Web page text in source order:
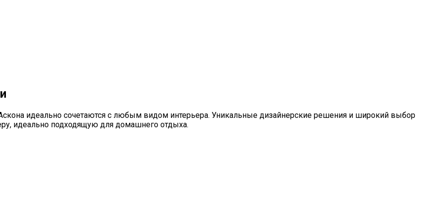
идеально сочетаются с любым видом интерьера. Уникальные дизайнерские решения и широкий выбор
идеально подходящую для домашнего отдыха.